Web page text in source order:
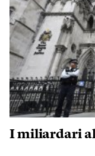
I miliardari